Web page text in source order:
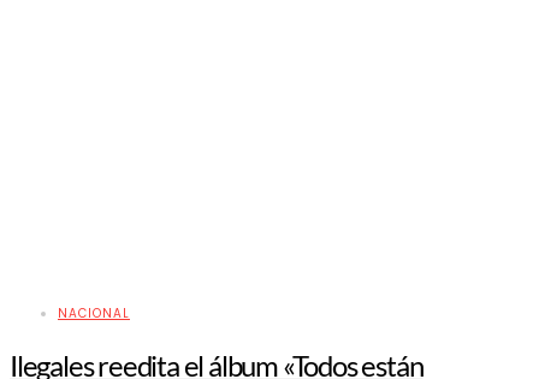
NACIONAL
Ilegales reedita el álbum «Todos están